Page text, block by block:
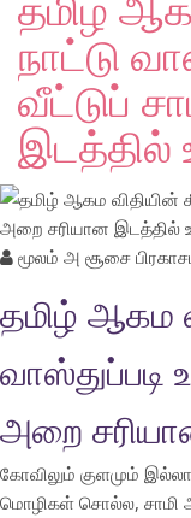
நாட்டு
வீட்டுப்
இடத்தில்
மூலம் அ சூசை
தமிழ் ஆகம
வாஸ்துப்படி
அறை
கோவிலும் குளமும்
மொழிகள் சொல்ல, சாமி